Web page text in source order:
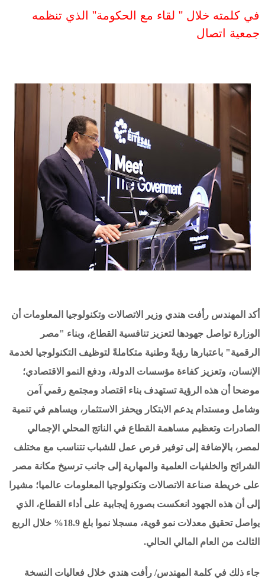
في كلمته خلال " لقاء مع الحكومة" الذي تنظمه
جمعية اتصال
أكد المهندس رأفت هندي وزير الاتصالات وتكنولوجيا المعلومات أن
الوزارة تواصل جهودها لتعزيز تنافسية القطاع، وبناء "مصر
الرقمية" باعتبارها رؤيةً وطنية متكاملةً لتوظيف التكنولوجيا لخدمة
الإنسان، وتعزيز كفاءة مؤسسات الدولة، ودفع النمو الاقتصادي؛
موضحا أن هذه الرؤية تستهدف بناء اقتصاد ومجتمع رقمي آمن
وشامل ومستدام يدعم الابتكار ويحفز الاستثمار، ويساهم في تنمية
الصادرات وتعظيم مساهمة القطاع في الناتج المحلي الإجمالي
لمصر، بالإضافة إلى توفير فرص عمل للشباب تتناسب مع مختلف
الشرائح والخلفيات العلمية والمهارية إلى جانب ترسيخ مكانة مصر
على خريطة صناعة الاتصالات وتكنولوجيا المعلومات عالميا؛ مشيرا
إلى أن هذه الجهود انعكست بصورة إيجابية على أداء القطاع، الذي
يواصل تحقيق معدلات نمو قوية، مسجلا نموا بلغ 18.9% خلال الربع
الثالث من العام المالي الحالي.
جاء ذلك في كلمة المهندس/ رأفت هندي خلال فعاليات النسخة